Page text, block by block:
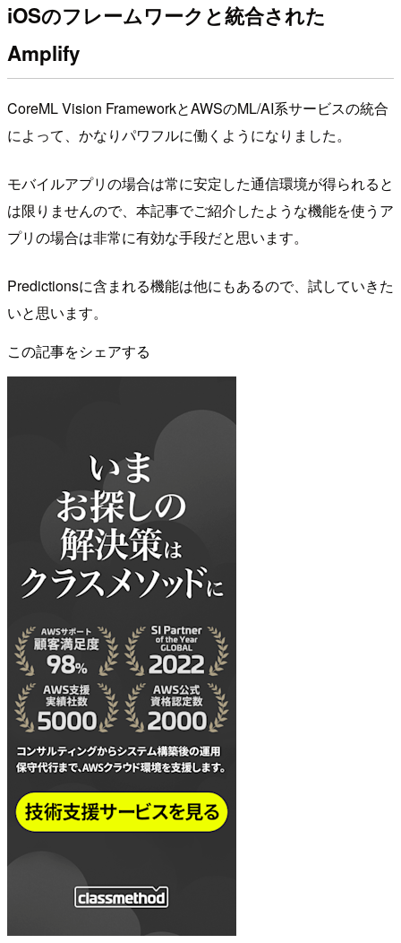
iOSのフレームワークと統合された
Amplify
CoreML Vision FrameworkとAWSのML/AI系サービスの統合
によって、かなりパワフルに働くようになりました。
モバイルアプリの場合は常に安定した通信環境が得られると
は限りませんので、本記事でご紹介したような機能を使うア
プリの場合は非常に有効な手段だと思います。
Predictionsに含まれる機能は他にもあるので、試していきた
いと思います。
この記事をシェアする